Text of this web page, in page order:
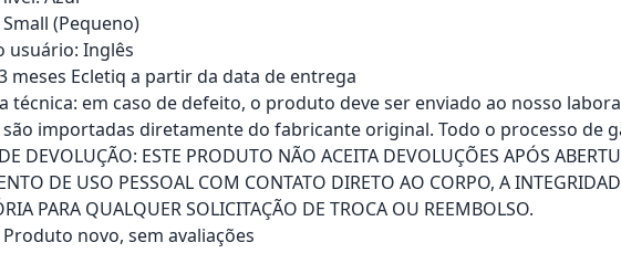
(Pequeno)
usuário: Inglês
meses Ecletiq a partir da data de entrega
técnica: em caso de defeito, o produto deve ser enviado ao nosso
importadas diretamente do fabricante original. Todo o processo de
DEVOLUÇÃO: ESTE PRODUTO NÃO ACEITA DEVOLUÇÕES APÓS
DE USO PESSOAL COM CONTATO DIRETO AO CORPO, A
PARA QUALQUER SOLICITAÇÃO DE TROCA OU REEMBOLSO.
Produto novo, sem avaliações